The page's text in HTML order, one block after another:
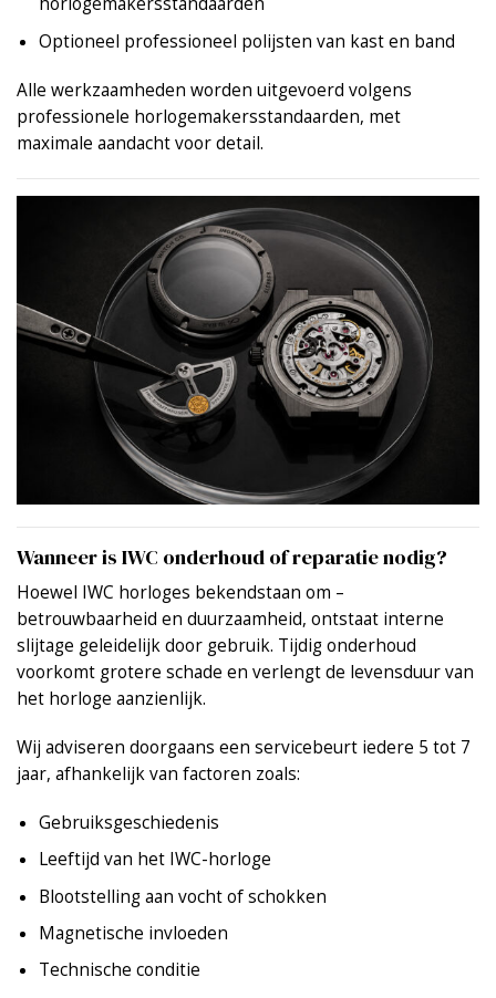
Optioneel professioneel polijsten van kast en band
Alle werkzaamheden worden uitgevoerd volgens
professionele horlogemakersstandaarden, met
maximale aandacht voor detail.
Wanneer is IWC onderhoud of reparatie nodig?
Hoewel IWC horloges bekendstaan om –
betrouwbaarheid en duurzaamheid, ontstaat interne
slijtage geleidelijk door gebruik. Tijdig onderhoud
voorkomt grotere schade en verlengt de levensduur van
het horloge aanzienlijk.
Wij adviseren doorgaans een servicebeurt iedere 5 tot 7
jaar, afhankelijk van factoren zoals:
Gebruiksgeschiedenis
Leeftijd van het IWC-horloge
Blootstelling aan vocht of schokken
Magnetische invloeden
Technische conditie